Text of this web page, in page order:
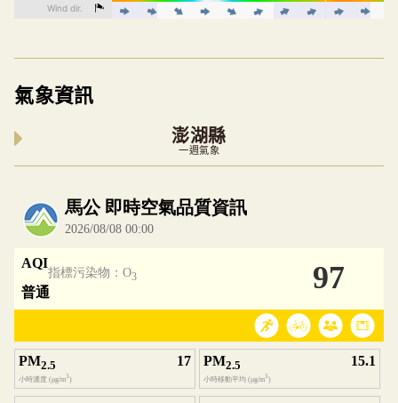
氣象資訊
澎湖縣
一週氣象
內嵌空氣品質小工具為視覺預覽，完整即時空